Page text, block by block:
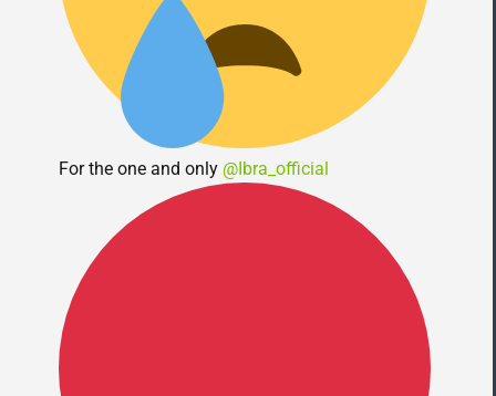
For the one and only @Ibra_official